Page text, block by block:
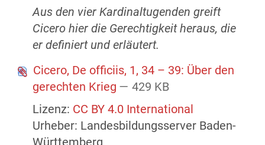
Aus den vier Kardinaltugenden greift
Cicero hier die Gerechtigkeit heraus, die
er definiert und erläutert.
Cicero, De officiis, 1, 34 – 39: Über den
gerechten Krieg — 429 KB
Lizenz: CC BY 4.0 International
Urheber: Landesbildungsserver Baden-
Württemberg